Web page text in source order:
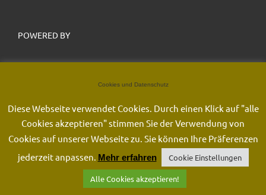
POWERED BY
Cookies und Datenschutz
Diese Webseite verwendet Cookies. Durch einen Klick auf "alle
Cookies akzeptieren" stimmen Sie der Verwendung von
Cookies auf unserer Webseite zu. Sie können Ihre Präferenzen
jederzeit anpassen. Mehr erfahren Cookie Einstellungen
Alle Cookies akzeptieren!